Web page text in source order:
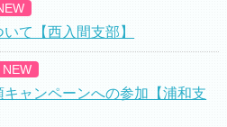
て【西入間支部】
NEW
ャンペーンへの参加【浦和支